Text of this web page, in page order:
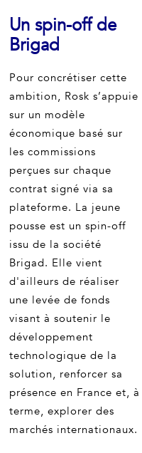
Un spin-off de
Brigad
Pour concrétiser cette
ambition, Rosk s’appuie
sur un modèle
économique basé sur
les commissions
perçues sur chaque
contrat signé via sa
plateforme. La jeune
pousse est un spin-off
issu de la société
Brigad. Elle vient
d'ailleurs de réaliser
une levée de fonds
visant à soutenir le
développement
technologique de la
solution, renforcer sa
présence en France et, à
terme, explorer des
marchés internationaux.